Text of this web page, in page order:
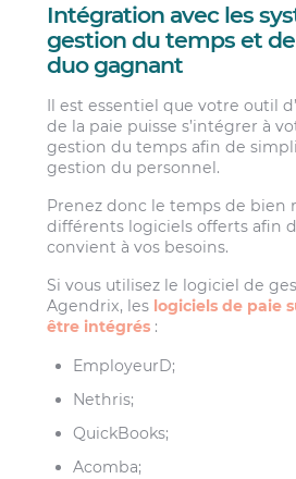
Intégration avec les
gestion du temps et de
duo gagnant
Il est essentiel que votre outil
de la paie puisse s’intégrer à
gestion du temps afin de
gestion du personnel.
Prenez donc le temps de bien
différents logiciels offerts afin
convient à vos besoins.
Si vous utilisez le logiciel de
Agendrix, les logiciels de paie
être intégrés :
EmployeurD;
Nethris;
QuickBooks;
Acomba;